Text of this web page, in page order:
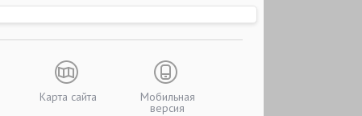
Карта сайта Мобильная
версия